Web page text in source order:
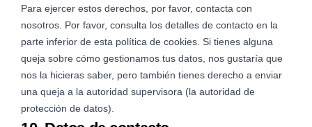
Para ejercer estos derechos, por favor, contacta con
nosotros. Por favor, consulta los detalles de contacto en la
parte inferior de esta política de cookies. Si tienes alguna
queja sobre cómo gestionamos tus datos, nos gustaría que
nos la hicieras saber, pero también tienes derecho a enviar
una queja a la autoridad supervisora (la autoridad de
protección de datos).